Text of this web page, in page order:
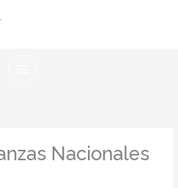
Nacionales